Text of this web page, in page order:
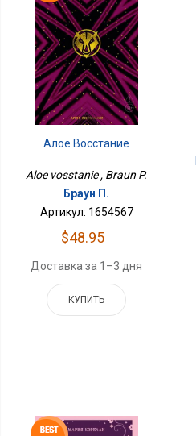
Алое Восстание
Aloe vosstanie , Braun P.
Браун П.
Артикул: 1654567
$48.95
Доставка за 1–3 дня
КУПИТЬ